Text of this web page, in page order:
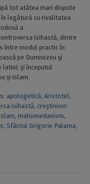
tot atâtea mari dispute
în legătură cu rivalitatea
a
isihastă, dintre
între modul practic în
pe Dumnezeu şi
latini; şi începutul
şi islam.
apologetică, Aristotel,
isihastă, creştinism
, mahomedanism,
, Sfântul Grigorie Palama,